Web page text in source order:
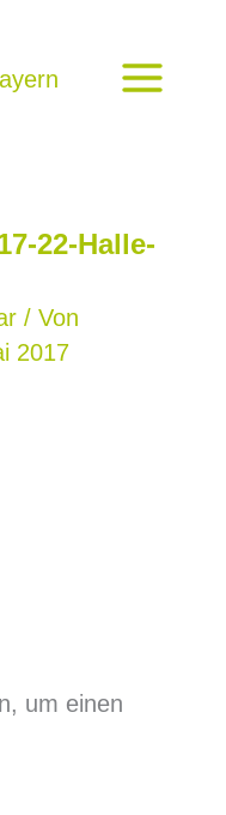
22-Halle-
/ Von
2017
um einen